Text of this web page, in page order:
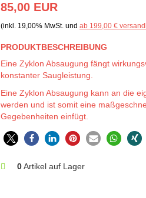
85,00 EUR
(inkl. 19,00% MwSt. und ab 199,00 €
PRODUKTBESCHREIBUNG
Eine Zyklon Absaugung fängt
konstanter Saugleistung.
Eine Zyklon Absaugung kann an die
werden und ist somit eine
Gegebenheiten einfügt.
0Artikel auf Lager